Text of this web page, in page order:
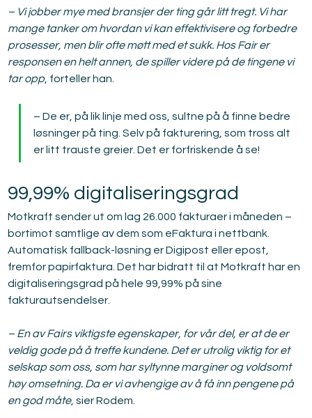
– Vi jobber mye med bransjer der ting går litt tregt. Vi har
mange tanker om hvordan vi kan effektivisere og forbedre
prosesser, men blir ofte møtt med et sukk. Hos Fair er
responsen en helt annen, de spiller videre på de tingene vi
tar opp , forteller han.
– De er, på lik linje med oss, sultne på å finne bedre
løsninger på ting. Selv på fakturering, som tross alt
er litt trauste greier. Det er forfriskende å se!
99,99% digitaliseringsgrad
Motkraft sender ut om lag 26.000 fakturaer i måneden –
bortimot samtlige av dem som eFaktura i nettbank.
Automatisk fallback-løsning er Digipost eller epost,
fremfor papirfaktura. Det har bidratt til at Motkraft har en
digitaliseringsgrad på hele 99,99% på sine
fakturautsendelser.
– En av Fairs viktigste egenskaper, for vår del, er at de er
veldig gode på å treffe kundene. Det er utrolig viktig for et
selskap som oss, som har syltynne marginer og voldsomt
høy omsetning. Da er vi avhengige av å få inn pengene på
en god måte, sier Rodem.